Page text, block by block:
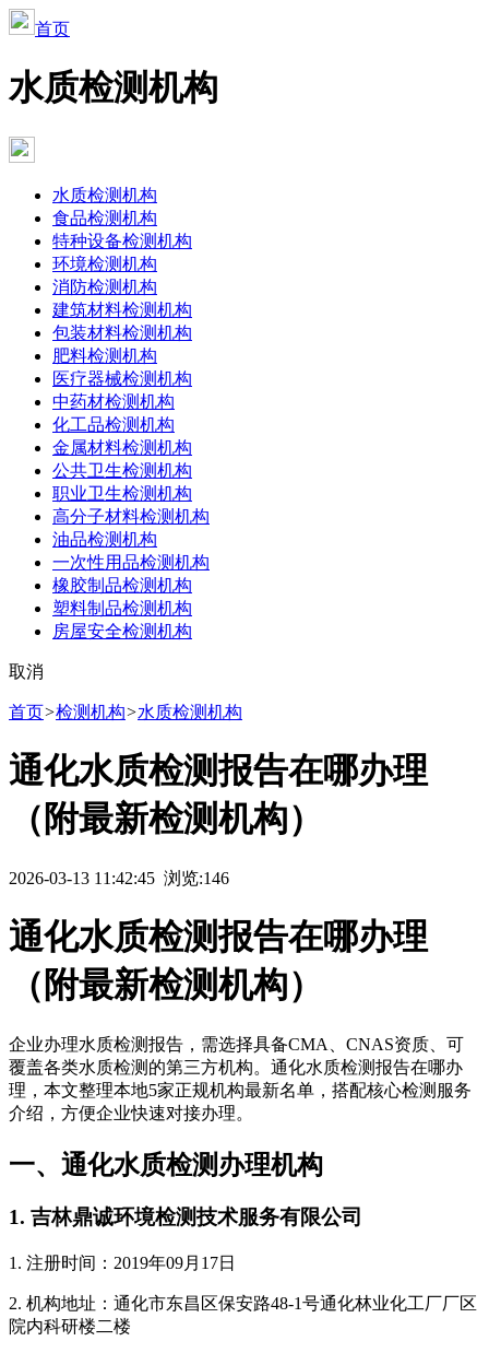
首页
水质检测机构
水质检测机构
食品检测机构
特种设备检测机构
环境检测机构
消防检测机构
建筑材料检测机构
包装材料检测机构
肥料检测机构
医疗器械检测机构
中药材检测机构
化工品检测机构
金属材料检测机构
公共卫生检测机构
职业卫生检测机构
高分子材料检测机构
油品检测机构
一次性用品检测机构
橡胶制品检测机构
塑料制品检测机构
房屋安全检测机构
取消
首页>检测机构>水质检测机构
通化水质检测报告在哪办理
（附最新检测机构）
2026-03-13 11:42:45 浏览:146
通化水质检测报告在哪办理
（附最新检测机构）
企业办理水质检测报告，需选择具备CMA、CNAS资质、可
覆盖各类水质检测的第三方机构。通化水质检测报告在哪办
理，本文整理本地5家正规机构最新名单，搭配核心检测服务
介绍，方便企业快速对接办理。
一、通化水质检测办理机构
1. 吉林鼎诚环境检测技术服务有限公司
1. 注册时间：2019年09月17日
2. 机构地址：通化市东昌区保安路48-1号通化林业化工厂厂区
院内科研楼二楼